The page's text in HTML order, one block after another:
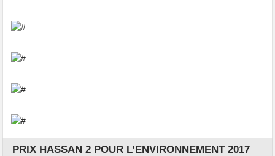
PRIX HASSAN 2 POUR L’ENVIRONNEMENT 2017